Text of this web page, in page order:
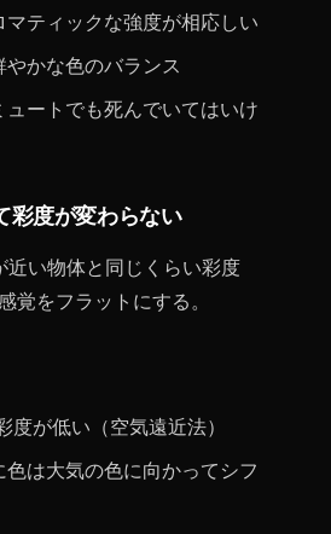
マティックな強度が相応しい
やかな色のバランス
ュートでも死んでいてはいけ
彩度が変わらない
近い物体と同じくらい彩度
覚をフラットにする。
度が低い（空気遠近法）
色は大気の色に向かってシフ